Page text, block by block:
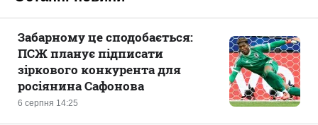
6 серпня 14:25
Забарному це сподобається:
ПСЖ планує підписати
зіркового конкурента для
росіянина Сафонова